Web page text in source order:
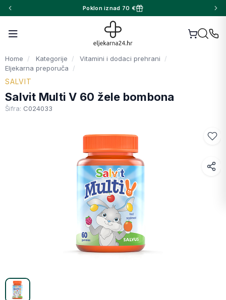
Poklon iznad 70 €
Home Kategorije
Vitamini i dodaci prehrani
Eljekarna preporuča
SALVIT
Salvit Multi V 60 žele bombona
Šifra: C024033
Facebook
WhatsApp
X (Twitter)
Email
Kopiraj link